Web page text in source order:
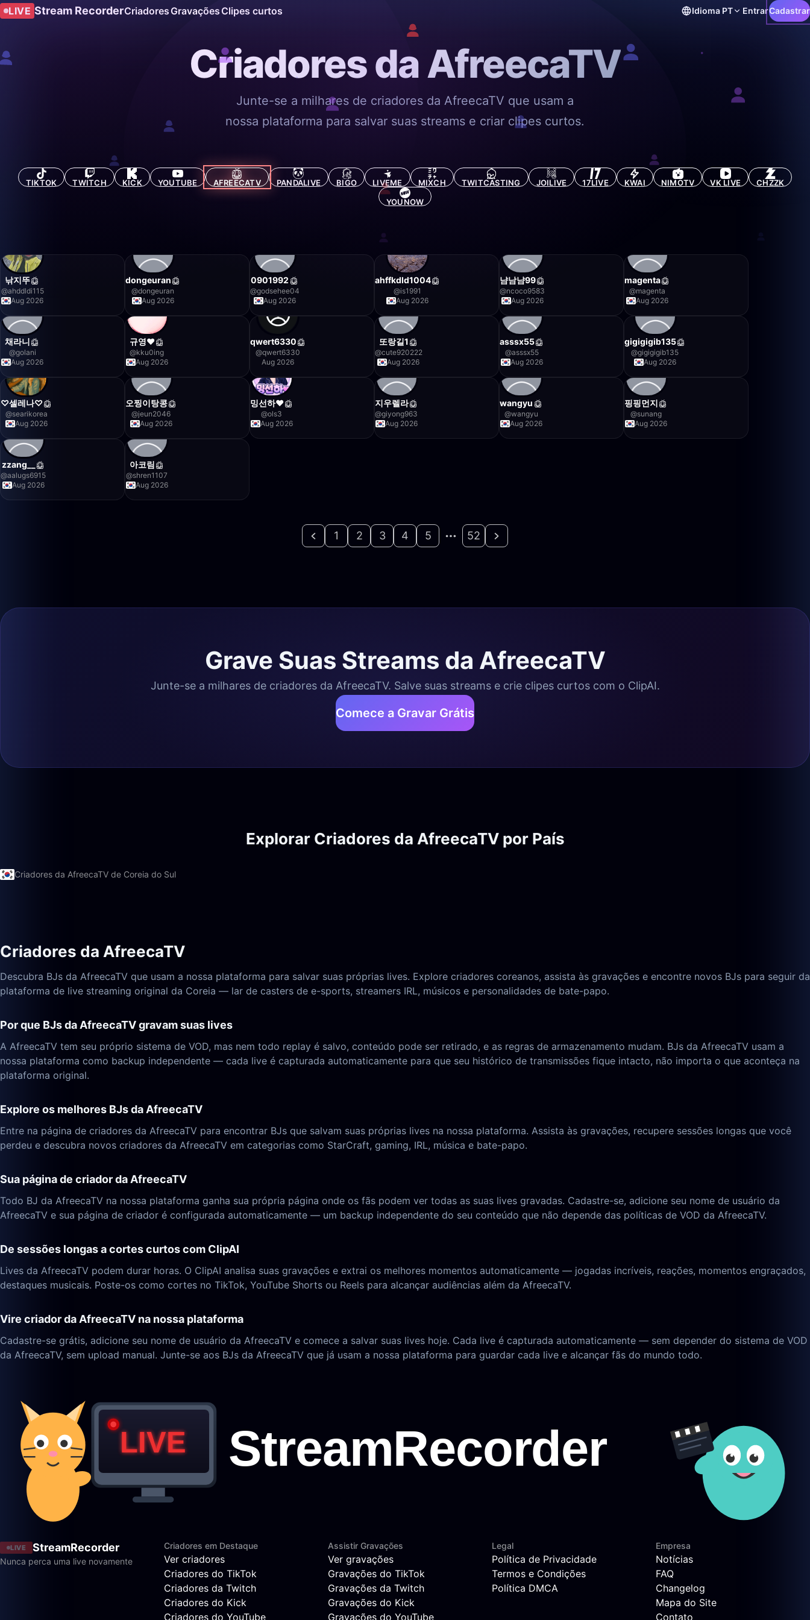
LIVE Stream RecorderCriadores Gravações Clipes curtos Idioma PT EntrarCadastrar
Criadores da AfreecaTV
Junte-se a milhares de criadores da AfreecaTV que usam a
nossa plataforma para salvar suas streams e criar clipes curtos.
TIKTOK TWITCH KICK YOUTUBE AFREECATV PANDALIVE BIGO LIVEME MIXCH TWITCASTING JOILIVE 17LIVE KWAI NIMOTV VK LIVE
CHZZK
YOUNOW
낚지뚜
@ahddldi115
Aug 2026
dongeuran
@dongeuran
Aug 2026
0901992
@godsehee04
Aug 2026
ahffkdld1004
@is1991
Aug 2026
냠남냠99
@ncoco9583
Aug 2026
magenta
@magenta
Aug 2026
채라니
@golani
Aug 2026
규영♥
@kku0ing
Aug 2026
qwert6330
@qwert6330
Aug 2026
또랑길1
@cute920222
Aug 2026
asssx55
@asssx55
Aug 2026
gigigigib135
@gigigigib135
Aug 2026
♡셀레나♡
@searikorea
Aug 2026
오찡이탕콩
@jeun2046
Aug 2026
밍선하♥
@ols3
Aug 2026
지우렐라
@giyong963
Aug 2026
wangyu
@wangyu
Aug 2026
핑핑먼지
@sunang
Aug 2026
zzang__
@aalugs6915
Aug 2026
아코림
@shren1107
Aug 2026
1 2 3 4 5 52
Grave Suas Streams da AfreecaTV
Junte-se a milhares de criadores da AfreecaTV. Salve suas streams e crie clipes curtos com o ClipAI.
Comece a Gravar Grátis
Explorar Criadores da AfreecaTV por País
Criadores da AfreecaTV de Coreia do Sul
Criadores da AfreecaTV
Descubra BJs da AfreecaTV que usam a nossa plataforma para salvar suas próprias lives. Explore criadores coreanos, assista às gravações e encontre novos BJs para seguir da
plataforma de live streaming original da Coreia — lar de casters de e-sports, streamers IRL, músicos e personalidades de bate-papo.
Por que BJs da AfreecaTV gravam suas lives
A AfreecaTV tem seu próprio sistema de VOD, mas nem todo replay é salvo, conteúdo pode ser retirado, e as regras de armazenamento mudam. BJs da AfreecaTV usam a
nossa plataforma como backup independente — cada live é capturada automaticamente para que seu histórico de transmissões fique intacto, não importa o que aconteça na
plataforma original.
Explore os melhores BJs da AfreecaTV
Entre na página de criadores da AfreecaTV para encontrar BJs que salvam suas próprias lives na nossa plataforma. Assista às gravações, recupere sessões longas que você
perdeu e descubra novos criadores da AfreecaTV em categorias como StarCraft, gaming, IRL, música e bate-papo.
Sua página de criador da AfreecaTV
Todo BJ da AfreecaTV na nossa plataforma ganha sua própria página onde os fãs podem ver todas as suas lives gravadas. Cadastre-se, adicione seu nome de usuário da
AfreecaTV e sua página de criador é configurada automaticamente — um backup independente do seu conteúdo que não depende das políticas de VOD da AfreecaTV.
De sessões longas a cortes curtos com ClipAI
Lives da AfreecaTV podem durar horas. O ClipAI analisa suas gravações e extrai os melhores momentos automaticamente — jogadas incríveis, reações, momentos engraçados,
destaques musicais. Poste-os como cortes no TikTok, YouTube Shorts ou Reels para alcançar audiências além da AfreecaTV.
Vire criador da AfreecaTV na nossa plataforma
Cadastre-se grátis, adicione seu nome de usuário da AfreecaTV e comece a salvar suas lives hoje. Cada live é capturada automaticamente — sem depender do sistema de VOD
da AfreecaTV, sem upload manual. Junte-se aos BJs da AfreecaTV que já usam a nossa plataforma para guardar cada live e alcançar fãs do mundo todo.
LIVE StreamRecorder
Nunca perca uma live novamente
Criadores em Destaque
Ver criadores
Criadores do TikTok
Criadores da Twitch
Criadores do Kick
Criadores do YouTube
Assistir Gravações
Ver gravações
Gravações do TikTok
Gravações da Twitch
Gravações do Kick
Gravações do YouTube
Legal
Política de Privacidade
Termos e Condições
Política DMCA
Empresa
Notícias
FAQ
Changelog
Mapa do Site
Contato